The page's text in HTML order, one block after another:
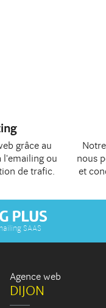
grâce au
l'emailingou
de trafic.
nous
et
SAAS
Agence web
DIJON